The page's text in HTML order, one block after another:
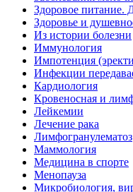
Здоровое питание.
Здоровье и
Из истории болезни
Иммунология
Импотенция
Инфекции
Кардиология
Кровеносная и
Лейкемии
Лечение рака
Лимфогранулематоз
Маммология
Медицина в спорте
Менопауза
Микробиология,